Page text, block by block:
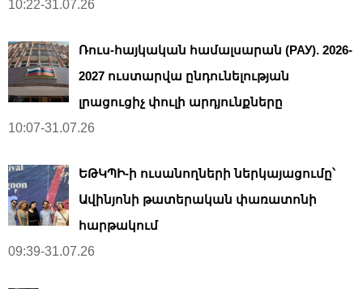
10:22-31.07.26
Ռուս-հայկական համալսարան (РАУ). 2026-
2027 ուստարվա ընդունելության
լրացուցիչ փուլի արդյունքները
10:07-31.07.26
ԵԹԿՊԻ-ի ուսանողների ներկայացումը՝
Ավինյոնի թատերական փառատոնի
հարթակում
09:39-31.07.26